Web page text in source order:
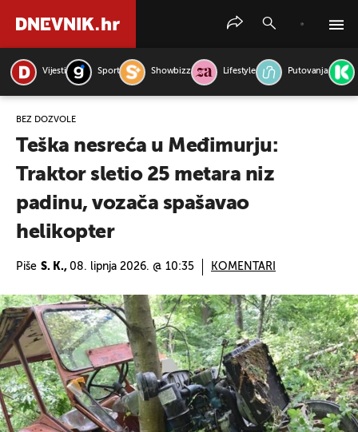
Vijesti Sport Showbizz Lifestyle Putovanja
BEZ DOZVOLE
Teška nesreća u Međimurju:
Traktor sletio 25 metara niz
padinu, vozača spašavao
helikopter
Piše S. K., 08. lipnja 2026. @ 10:35 KOMENTARI
PRETRAŽITE VIJESTI